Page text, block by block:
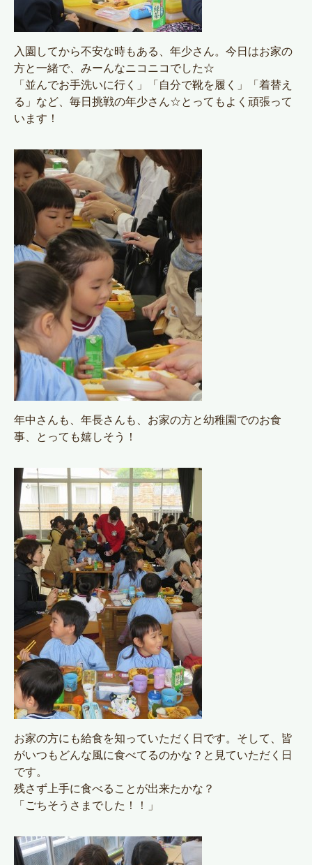
入園してから不安な時もある、年少さん。今日はお家の
方と一緒で、みーんなニコニコでした☆
「並んでお手洗いに行く」「自分で靴を履く」「着替え
る」など、毎日挑戦の年少さん☆とってもよく頑張って
います！
年中さんも、年長さんも、お家の方と幼稚園でのお食
事、とっても嬉しそう！
お家の方にも給食を知っていただく日です。そして、皆
がいつもどんな風に食べてるのかな？と見ていただく日
です。
残さず上手に食べることが出来たかな？
「ごちそうさまでした！！」